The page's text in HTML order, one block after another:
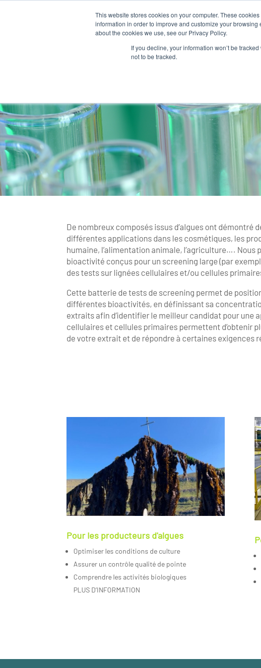
This website stores cookies on your computer. These
information in order to improve and customize your
about the cookies we use, see our Privacy Policy.
If you decline, your information won’t be
not to be tracked.
QUI SOMMES-NOUS
De nombreux composés issus d’algues ont
différentes applications dans les cosmétiques, les
humaine, l’alimentation animale, l’agriculture…. Nous
bioactivité conçus pour un screening large (par
des tests sur lignées cellulaires et/ou cellules
Cette batterie de tests de screening permet de
différentes bioactivités, en définissant sa
extraits afin d’identifier le meilleur candidat pour une
cellulaires et cellules primaires permettent d’obtenir
de votre extrait et de répondre à certaines exigences
Pour les producteurs d'algues
Optimiser les conditions de culture
Assurer un contrôle qualité de pointe
Comprendre les activités biologiques
PLUS D’INFORMATION